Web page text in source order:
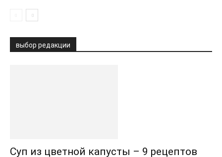
выбор редакции
Суп из цветной капусты – 9 рецептов